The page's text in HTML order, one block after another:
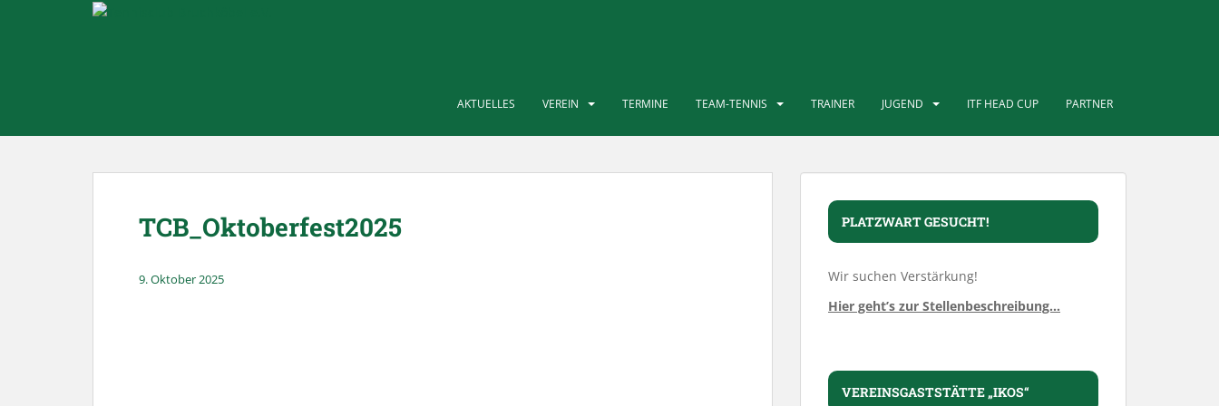
Skip to main content
AKTUELLES VEREIN TERMINE TEAM-TENNIS TRAINER JUGEND ITF HEAD CUP PARTNER
TCB_Oktoberfest2025
9. Oktober 2025
PLATZWART GESUCHT!
Wir suchen Verstärkung!
Hier geht’s zur Stellenbeschreibung…
VEREINSGASTSTÄTTE „IKOS“